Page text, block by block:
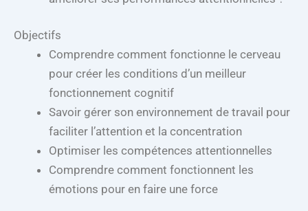
Objectifs
Comprendre comment fonctionne le cerveau
pour créer les conditions d’un meilleur
fonctionnement cognitif
Savoir gérer son environnement de travail pour
faciliter l’attention et la concentration
Optimiser les compétences attentionnelles
Comprendre comment fonctionnent les
émotions pour en faire une force